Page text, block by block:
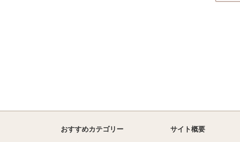
おすすめカテゴリー サイト概要